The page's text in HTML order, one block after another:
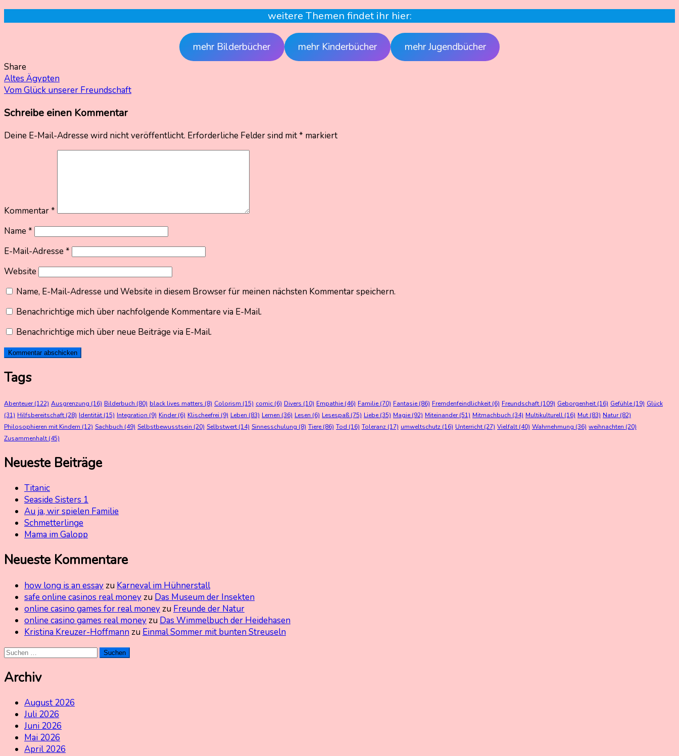
weitere Themen findet ihr hier:
mehr Bilderbücher mehr Kinderbücher mehr Jugendbücher
Share
Beitragsnavigation
Altes Ägypten
Vom Glück unserer Freundschaft
Schreibe einen Kommentar
Deine E-Mail-Adresse wird nicht veröffentlicht. Erforderliche Felder sind mit* markiert
Kommentar*
Name*
E-Mail-Adresse*
Website
Name, E-Mail-Adresse und Website in diesem Browser für meinen nächsten Kommentar speichern.
Benachrichtige mich über nachfolgende Kommentare via E-Mail.
Benachrichtige mich über neue Beiträge via E-Mail.
Tags
Abenteuer(122) Ausgrenzung (16) Bilderbuch (80) black lives matters (8) Colorism (15) comic (6) Divers (10) Empathie(46) Familie(70) Fantasie(86) Fremdenfeindlichkeit (6) Freundschaft (109) Geborgenheit (16) Gefühle(19) Glück
(31) Hilfsbereitschaft (28) Identität (15) Integration (9) Kinder(6) Klischeefrei (9) Leben (83) Lernen (36) Lesen (6) Lesespaß (75) Liebe(35) Magie(92) Miteinander(51) Mitmachbuch (34) Multikulturell (16) Mut (83) Natur(82)
Philosophieren mit Kindern (12) Sachbuch (49) Selbstbewusstsein (20) Selbstwert (14) Sinnesschulung (8) Tiere(86) Tod (16) Toleranz (17) umweltschutz (16) Unterricht (27) Vielfalt (40) Wahrnehmung (36) weihnachten (20)
Zusammenhalt (45)
Neueste Beiträge
Titanic
Seaside Sisters 1
Au ja, wir spielen Familie
Schmetterlinge
Mama im Galopp
Neueste Kommentare
how long is an essayzu Karneval im Hühnerstall
safe online casinos real moneyzu Das Museum der Insekten
online casino games for real moneyzu Freunde der Natur
online casino games real moneyzu Das Wimmelbuch der Heidehasen
Kristina Kreuzer-Hoffmannzu Einmal Sommer mit bunten Streuseln
Suchen
Archiv
August 2026
Juli 2026
Juni 2026
Mai 2026
April 2026